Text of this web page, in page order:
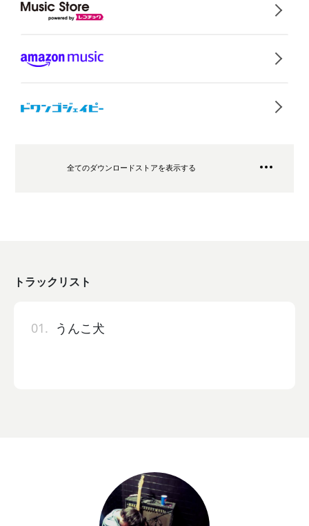
全てのダウンロードストアを表示する
トラックリスト
01. うんこ犬